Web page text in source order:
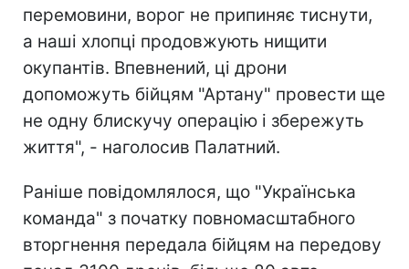
перемовини, ворог не припиняє тиснути,
а наші хлопці продовжують нищити
окупантів. Впевнений, ці дрони
допоможуть бійцям "Артану" провести ще
не одну блискучу операцію і збережуть
життя", - наголосив Палатний.
Раніше повідомлялося, що "Українська
команда" з початку повномасштабного
вторгнення передала бійцям на передову